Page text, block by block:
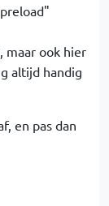
maar ook hier
altijd handig
en pas dan